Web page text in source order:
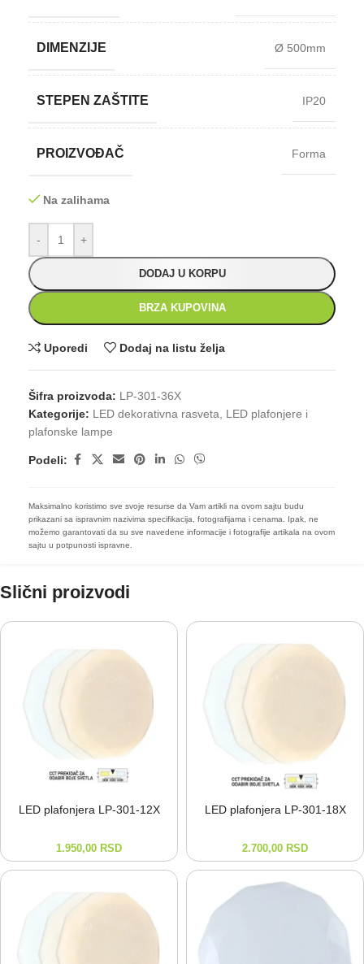
DIMENZIJE Ø 500mm
STEPEN ZAŠTITE IP20
PROIZVOĐAČ Forma
Na zalihama
- +
DODAJ U KORPU
BRZA KUPOVINA
Uporedi Dodaj na listu želja
Šifra proizvoda: LP-301-36X
Kategorije: LED dekorativna rasveta
LED plafonjere i
plafonske lampe
Podeli:
Maksimalno koristimo sve svoje resurse da Vam artikli na ovom sajtu budu
prikazani sa ispravnim nazivima specifikacija, fotografijama i cenama. Ipak, ne
možemo garantovati da su sve navedene informacije i fotografije artikala na ovom
sajtu u potpunosti ispravne.
Slični proizvodi
LED plafonjera LP-⁠301-⁠12X
1.950,00 RSD
LED plafonjera LP-⁠301-⁠18X
2.700,00 RSD